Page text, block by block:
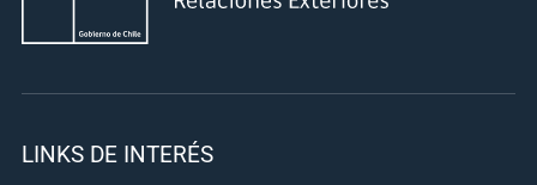
LINKS DE INTERÉS